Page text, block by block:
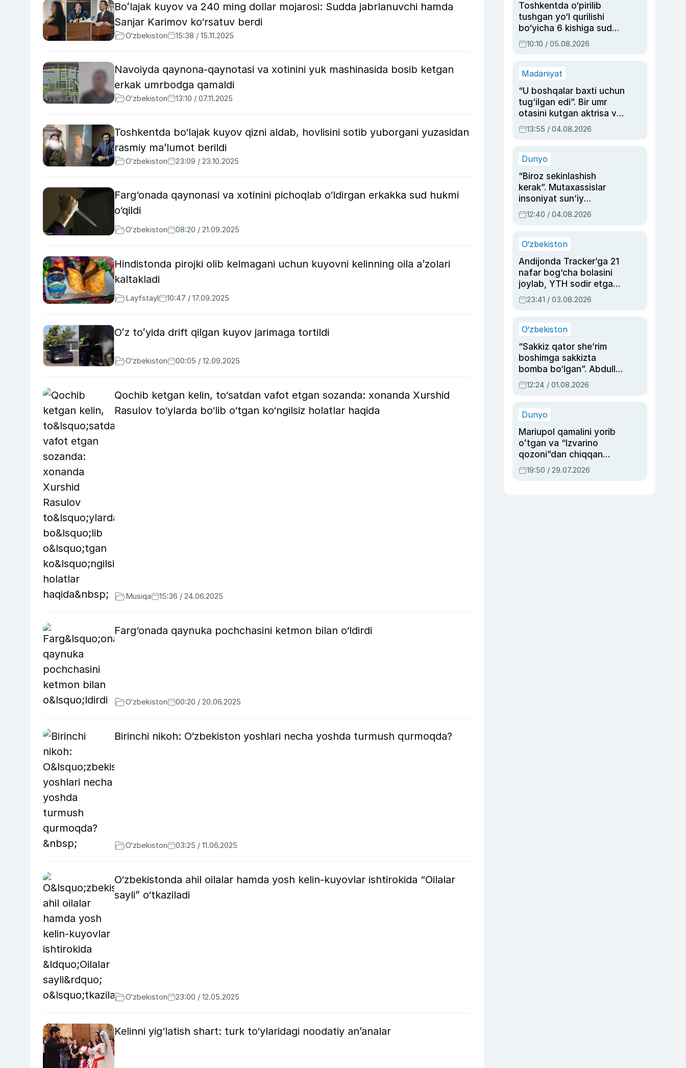
Boʻlajak kuyov va 240 ming dollar mojarosi: Sudda jabrlanuvchi hamda
Sanjar Karimov ko‘rsatuv berdi
O‘zbekiston 15:38 / 15.11.2025
Navoiyda qaynona-qaynotasi va xotinini yuk mashinasida bosib ketgan
erkak umrbodga qamaldi
O‘zbekiston 13:10 / 07.11.2025
Toshkentda bo‘lajak kuyov qizni aldab, hovlisini sotib yuborgani yuzasidan
rasmiy ma’lumot berildi
O‘zbekiston 23:09 / 23.10.2025
Farg‘onada qaynonasi va xotinini pichoqlab o‘ldirgan erkakka sud hukmi
o‘qildi
O‘zbekiston 08:20 / 21.09.2025
Hindistonda pirojki olib kelmagani uchun kuyovni kelinning oila a’zolari
kaltakladi
Layfstayl 10:47 / 17.09.2025
Oʻz toʻyida drift qilgan kuyov jarimaga tortildi
O‘zbekiston 00:05 / 12.09.2025
Qochib ketgan kelin, to‘satdan vafot etgan sozanda: xonanda Xurshid
Rasulov to‘ylarda bo‘lib o‘tgan ko‘ngilsiz holatlar haqida
Musiqa 15:36 / 24.06.2025
Farg‘onada qaynuka pochchasini ketmon bilan o‘ldirdi
O‘zbekiston 00:20 / 20.06.2025
Birinchi nikoh: O‘zbekiston yoshlari necha yoshda turmush qurmoqda?
O‘zbekiston 03:25 / 11.06.2025
O‘zbekistonda ahil oilalar hamda yosh kelin-kuyovlar ishtirokida “Oilalar
sayli” o‘tkaziladi
O‘zbekiston 23:00 / 12.05.2025
Kelinni yig‘latish shart: turk to‘ylaridagi noodatiy an’analar
Toshkentda o‘pirilib
tushgan yo‘l qurilishi
bo‘yicha 6 kishiga sud
hukmi o‘qildi
10:10 / 05.08.2026
Madaniyat
“U boshqalar baxti uchun
tug‘ilgan edi”. Bir umr
otasini kutgan aktrisa va
dublyaj ustasi Rimma
Ahmedovaning
13:55 / 04.08.2026
Dunyo
“Biroz sekinlashish
kerak”. Mutaxassislar
insoniyat sun’iy
intellektni boshqara
olmay qolishidan xavotir
12:40 / 04.08.2026
O‘zbekiston
Andijonda Tracker’ga 21
nafar bog‘cha bolasini
joylab, YTH sodir etgan
ayolga sud hukmi o‘qildi
23:41 / 03.08.2026
O‘zbekiston
“Sakkiz qator she’rim
boshimga sakkizta
bomba bo‘lgan”. Abdulla
Oripovni siyosiy
ayblovlardan asrab
12:24 / 01.08.2026
Dunyo
Mariupol qamalini yorib
oʻtgan va “Izvarino
qozoni”dan chiqqan
qahramon — Ukraina
armiyasi bosh
19:50 / 29.07.2026